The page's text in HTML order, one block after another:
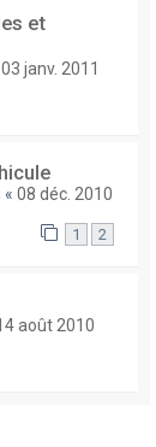
et
03 janv. 2011
« 08 déc. 2010
1 2
août 2010